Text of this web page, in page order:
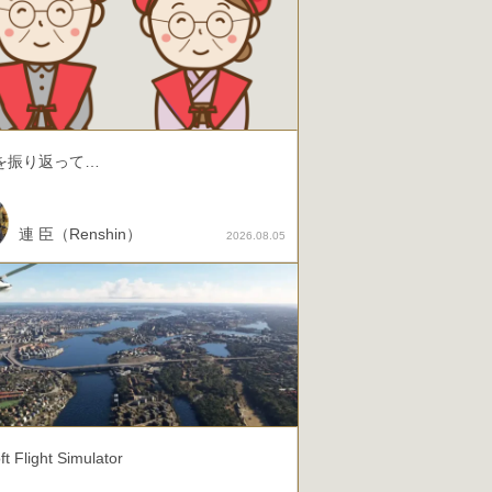
振り返って…
連 臣（Renshin） 2026.08.05
Flight Simulator